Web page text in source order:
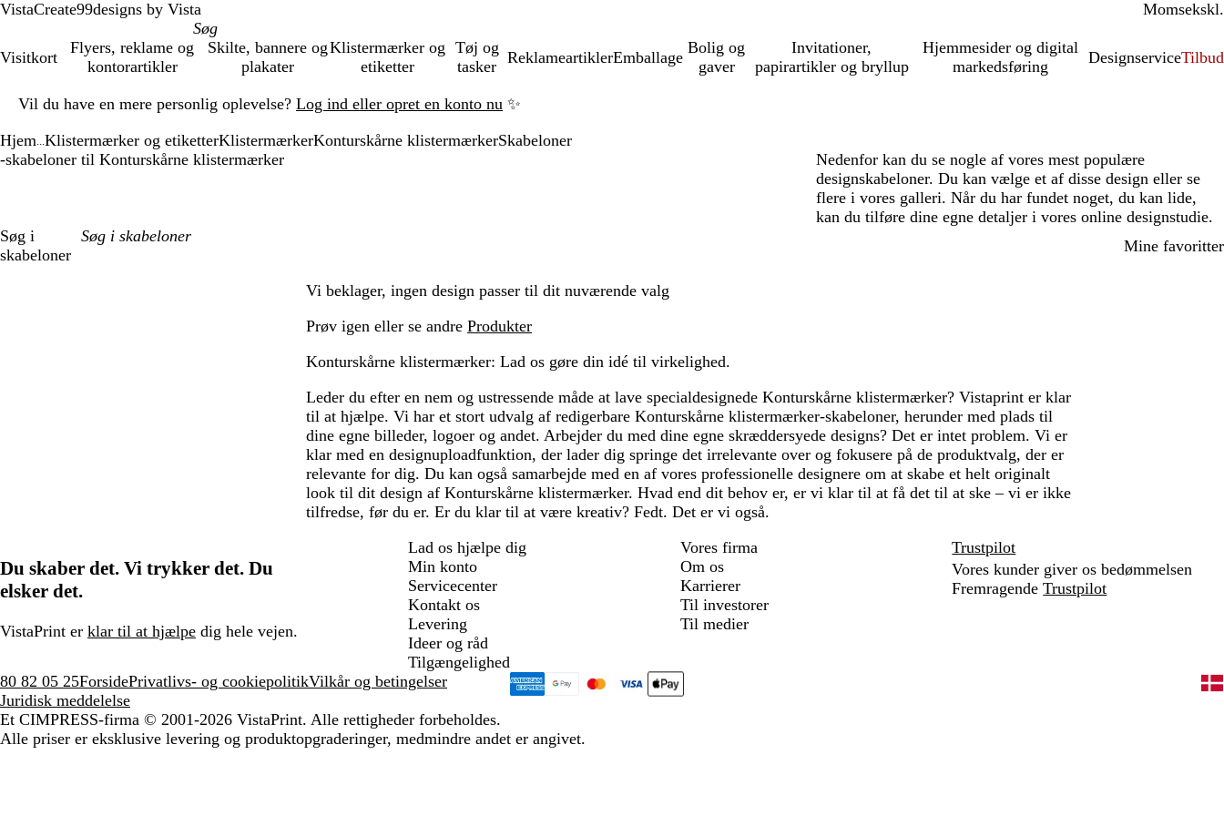
VistaCreate99designs by Vista Momsinkl.
ekskl.
Visitkort
Flyers, reklame og
kontorartikler
Skilte, bannere og
plakater
Klistermærker og
etiketter
Tøj og
tasker
ReklameartiklerEmballage
Bolig og
gaver
Invitationer,
papirartikler og bryllup
Hjemmesider og digital
markedsføring
DesignserviceTilbud
Vil du have en mere personlig oplevelse? Log ind eller opret en konto nu ✨
1
Hjem Klistermærker og etiketterKlistermærkerKonturskårne klistermærkerSkabeloner
-skabeloner til Konturskårne klistermærker
Nedenfor kan du se nogle af vores mest populære
designskabeloner. Du kan vælge et af disse design eller se
flere i vores galleri. Når du har fundet noget, du kan lide,
kan du tilføre dine egne detaljer i vores online designstudie.
Søg i
skabeloner
Mine favoritter
Vi beklager, ingen design passer til dit nuværende valg
Prøv igen eller se andre Produkter
Konturskårne klistermærker: Lad os gøre din idé til virkelighed.
Leder du efter en nem og ustressende måde at lave specialdesignede Konturskårne klistermærker? Vistaprint er klar
til at hjælpe. Vi har et stort udvalg af redigerbare Konturskårne klistermærker-skabeloner, herunder med plads til
dine egne billeder, logoer og andet. Arbejder du med dine egne skræddersyede designs? Det er intet problem. Vi er
klar med en designuploadfunktion, der lader dig springe det irrelevante over og fokusere på de produktvalg, der er
relevante for dig. Du kan også samarbejde med en af vores professionelle designere om at skabe et helt originalt
look til dit design af Konturskårne klistermærker. Hvad end dit behov er, er vi klar til at få det til at ske – vi er ikke
tilfredse, før du er. Er du klar til at være kreativ? Fedt. Det er vi også.
Du skaber det. Vi trykker det. Du
elsker det.
VistaPrint er klar til at hjælpe dig hele vejen.
Lad os hjælpe dig
Min konto
Servicecenter
Kontakt os
Levering
Ideer og råd
Tilgængelighed
Vores firma
Om os
Karrierer
Til investorer
Til medier
Trustpilot
Vores kunder giver os bedømmelsen
FremragendeTrustpilot
80 82 05 25ForsidePrivatlivs- og cookiepolitikVilkår og betingelser
Juridisk meddelelse
Et CIMPRESS-firma © 2001-2026 VistaPrint. Alle rettigheder forbeholdes.
Alle priser er eksklusive levering og produktopgraderinger, medmindre andet er angivet.